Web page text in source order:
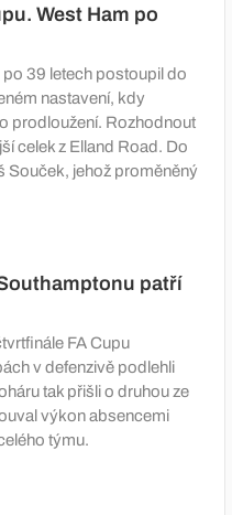
West Ham po
po 39 letech postoupil do
nastavení, kdy
prodloužení. Rozhodnout
celek z Elland Road. Do
Souček, jehož proměněný
patří
FA Cupu
v defenzivě podlehli
tak přišli o druhou ze
výkon absencemi
týmu.